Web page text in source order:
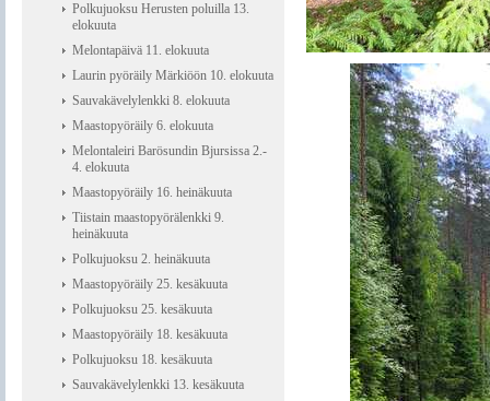
Polkujuoksu Herusten poluilla 13.
elokuuta
Melontapäivä 11. elokuuta
Laurin pyöräily Märkiöön 10. elokuuta
Sauvakävelylenkki 8. elokuuta
Maastopyöräily 6. elokuuta
Melontaleiri Barösundin Bjursissa 2.-
4. elokuuta
Maastopyöräily 16. heinäkuuta
Tiistain maastopyörälenkki 9.
heinäkuuta
Polkujuoksu 2. heinäkuuta
Maastopyöräily 25. kesäkuuta
Polkujuoksu 25. kesäkuuta
Maastopyöräily 18. kesäkuuta
Polkujuoksu 18. kesäkuuta
Sauvakävelylenkki 13. kesäkuuta